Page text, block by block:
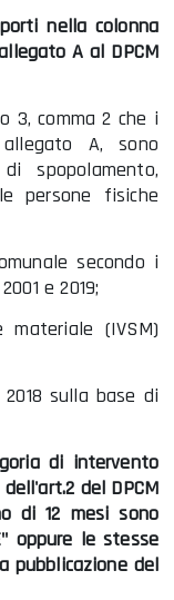
nella colonna
A al DPCM
3, comma 2 che i
A, sono
spopolamento,
persone fisiche
secondo i
e 2019;
(IVSM)
sulla base di
di intervento
del DPCM
di 12 mesi sono
oppure le stesse
pubblicazione del